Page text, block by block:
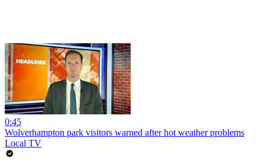
0:45
Wolverhampton park visitors warned after hot weather problems
Local TV